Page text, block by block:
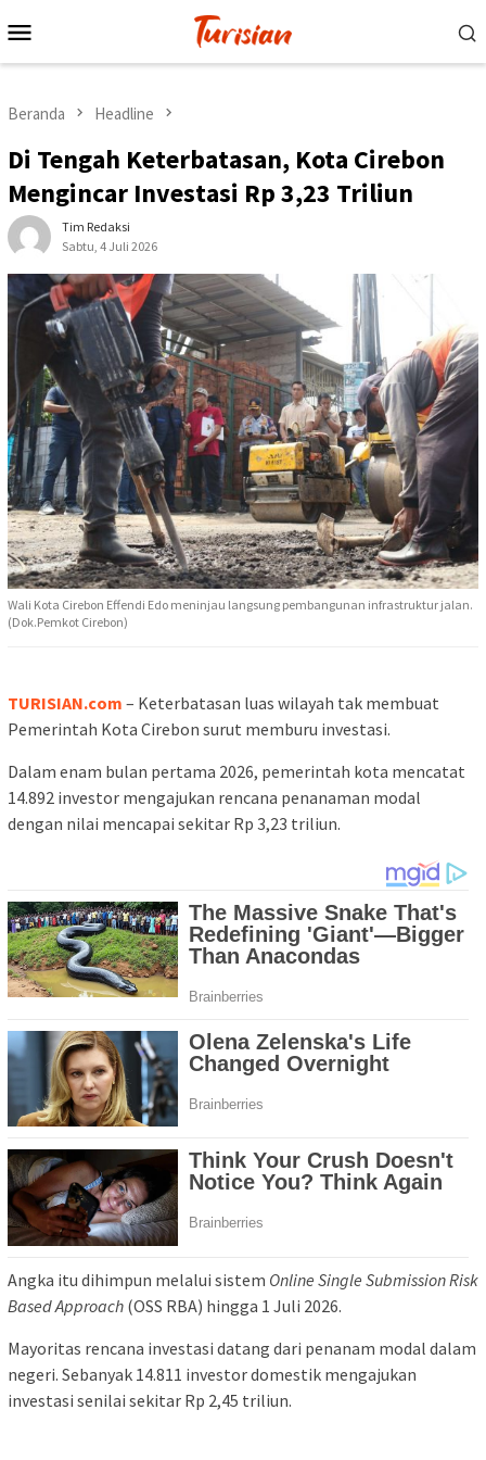
ke
Mobile
Beranda Headline
Di Tengah Keterbatasan, Kota Cirebon
Mengincar Investasi Rp 3,23 Triliun
Tim Redaksi
Sabtu, 4 Juli 2026
Wali Kota Cirebon Effendi Edo meninjau langsung pembangunan infrastruktur jalan.
(Dok.Pemkot Cirebon)
TURISIAN.com – Keterbatasan luas wilayah tak membuat
Pemerintah Kota Cirebon surut memburu investasi.
Dalam enam bulan pertama 2026, pemerintah kota mencatat
14.892 investor mengajukan rencana penanaman modal
dengan nilai mencapai sekitar Rp 3,23 triliun.
Angka itu dihimpun melalui sistem Online Single Submission Risk
Based Approach (OSS RBA) hingga 1 Juli 2026.
Mayoritas rencana investasi datang dari penanam modal dalam
negeri. Sebanyak 14.811 investor domestik mengajukan
investasi senilai sekitar Rp 2,45 triliun.